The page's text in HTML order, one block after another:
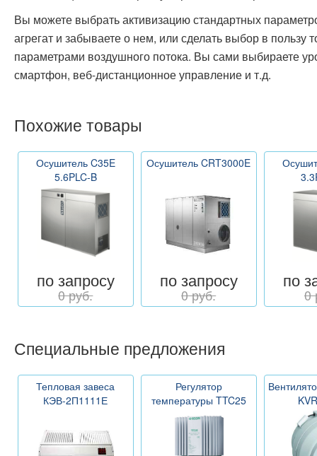
Вы можете выбрать активизацию стандартных
агрегат и забываете о нем, или сделать выбор в пользу
параметрами воздушного потока. Вы сами выбираете
смартфон, веб-дистанционное управление и т.д.
Похожие товары
Осушитель C35E
5.6PLC-B
по запросу
0 руб.
Осушитель CRT3000E
по запросу
0 руб.
по
0
Специальные предложения
Тепловая завеса
КЭВ-2П1111Е
Регулятор
температуры TTC25